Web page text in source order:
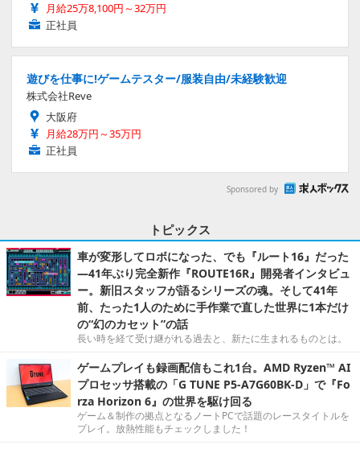
月給25万8,100円～32万円
正社員
遊びを仕事に!ゲームテスター/服装自由/未経験歓迎
株式会社Reve
大阪府
月給28万円～35万円
正社員
Sponsored by
トピックス
車が変形してロボになった、でも『ルート16』だった
―41年ぶり完全新作『ROUTE16R』開発者インタビュ
ー。新旧スタッフが語るシリーズの魂。そして41年
前、たった1人のために手作業で直した世界に1本だけ
の“幻のカセット”の話
長い時を経て受け継がれる過去と、新たに生まれるものとは。
ゲームプレイも録画配信もこれ1台。AMD Ryzen™ AI
プロセッサ搭載の「G TUNE P5-A7G60BK-D」で『Fo
rza Horizon 6』の世界を駆け回る
ゲーム＆制作の拠点となるノートPCで話題のレースタイトルを
プレイ。放熱性能もチェックしました！